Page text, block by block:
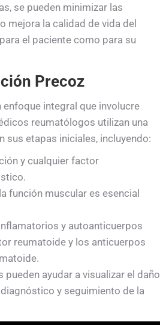
se pueden minimizar las
mejora la calidad de vida del
el paciente como para su
Precoz
integral que involucre
reumatólogos utilizan una
etapas iniciales, incluyendo:
y cualquier factor
función muscular es esencial
y autoanticuerpos
reumatoide y los anticuerpos
ayudar a visualizar el daño
y seguimiento de la